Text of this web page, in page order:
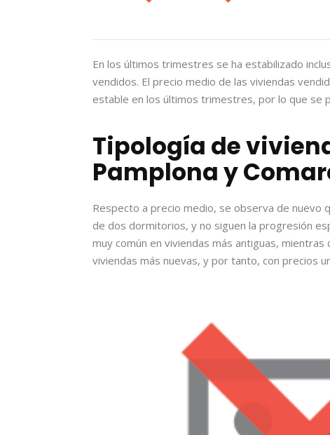
En los últimos trimestres se ha estabilizado
vendidos. El precio medio de las viviendas
estable en los últimos trimestres, por lo que se
Tipología de
Pamplona y
Respecto a precio medio, se observa de nuevo
de dos dormitorios, y no siguen la progresión
muy común en viviendas más antiguas, mientras
viviendas más nuevas, y por tanto, con precios